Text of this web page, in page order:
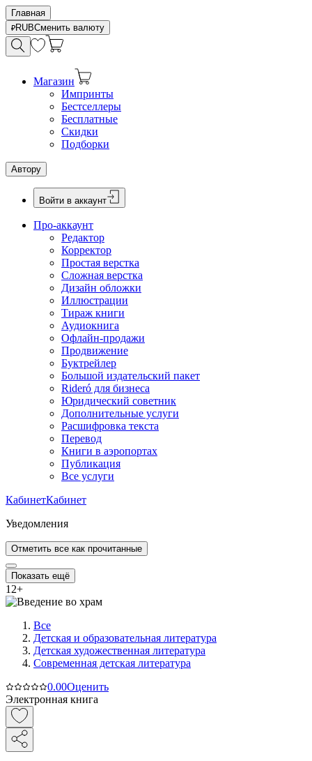
Главная
RUBСменить валюту
Магазин
Импринты
Бестселлеры
Бесплатные
Скидки
Подборки
Автору
Войти в аккаунт
Про-аккаунт
Редактор
Корректор
Простая верстка
Сложная верстка
Дизайн обложки
Иллюстрации
Тираж книги
Аудиокнига
Офлайн-продажи
Продвижение
Буктрейлер
Большой издательский пакет
Rideró для бизнеса
Юридический советник
Дополнительные услуги
Расшифровка текста
Перевод
Книги в аэропортах
Публикация
Все услуги
КабинетКабинет
Уведомления
Отметить все как прочитанные
Показать ещё
12+
Все
Детская и образовательная литература
Детская художественная литература
Современная детская литература
0.00Оценить
Электронная книга